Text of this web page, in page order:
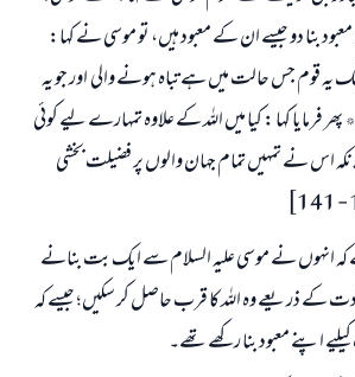
بنا دو جیسے ان کے معبود ہیں، تو موسی نے کہا:
یہ قوم جس حالت میں ہے تباہ ہونے والی اور جو یہ
فرمایا کہا : کیا میں اللہ کے علاوہ تمہارے لیے کوئی
اس نے تمہیں تمام جہان والوں پر فضیلت بخشی
انہوں نے موسی علیہ السلام سے ایک بت بنانے
کے ذریعے وہ اللہ کا قرب حاصل کر سکیں؛ جیسے کہ
اپنے معبود بنا رکھے تھے۔